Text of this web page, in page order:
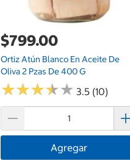
$799.00
Ortiz Atún Blanco En Aceite De
Oliva 2 Pzas De 400 G
★★★★★
★★★★★ 3.5 (10)
Agregar